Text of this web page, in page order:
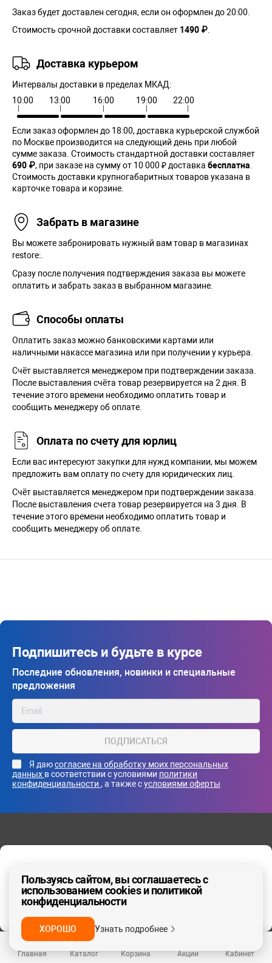
Главная Каталог Корзина Акции Кабинет
ДА, ВЕРНО
Заказ будет доставлен сегодня, если он оформлен до 20:00.
Стоимость срочной доставки составляет 1490 ₽.
Доставка курьером
Интервалы доставки в пределах МКАД:
10:00
13:00 16:00 19:00 22:00
Если заказ оформлен до 18:00, доставка курьерской службой
по Москве производится на следующий день при любой
сумме заказа. Cтоимость стандартной доставки составляет
690 ₽, при заказе на сумму от 10 000 ₽ доставка бесплатна.
Стоимость доставки крупногабаритных товаров указана в
карточке товара и корзине.
Забрать в магазине
Вы можете забронировать нужный вам товар в магазинах
restore:.
Сразу после получения подтверждения заказа вы можете
оплатить и забрать заказ в выбранном магазине.
Способы оплаты
Оплатить заказ можно банковскими картами или
наличными накассе магазина или при получении у курьера.
Cчёт выставляется менеджером при подтверждении заказа.
После выставления счёта товар резервируется на 2 дня. В
течение этого времени необходимо оплатить товар и
сообщить менеджеру об оплате.
Оплата по счету для юрлиц
Если вас интересуют закупки для нужд компании, мы можем
предложить вам оплату по счету для юридических лиц.
Счёт выставляется менеджером при подтверждении заказа.
После выставления счета товар резервируется на 3 дня. В
течение этого времени необходимо оплатить товар и
сообщить менеджеру об оплате.
Подпишитесь и будьте в курсе
Последние обновления, новинки и специальные
предложения
ПОДПИСАТЬСЯ
Я даюсогласие на обработку моих персональных
данных в соответствии с условиями политики
конфиденциальности , а также сусловиями оферты
Сервисы
О нас
Пользуясь сайтом, вы соглашаетесь с
использованием cookies и политикой
конфиденциальности
ХОРОШО Узнать подробнее